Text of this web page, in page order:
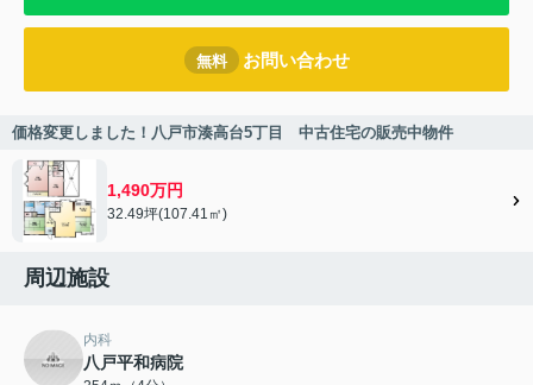
無料 お問い合わせ
価格変更しました！八戸市湊高台5丁目 中古住宅の販売中物件
1,490万円
32.49坪(107.41㎡)
周辺施設
内科
八戸平和病院